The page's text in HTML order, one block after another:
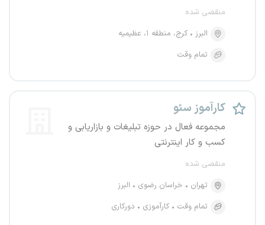
منقضی شده
البرز
کرج، منطقه ۱، عظیمیه
تمام وقت
کارآموز سئو
مجموعه فعال در حوزه تبلیغات و بازاریابی و
کسب و کار اینترنتی
منقضی شده
تهران
خراسان رضوی
البرز
تمام وقت
کارآموزی دورکاری